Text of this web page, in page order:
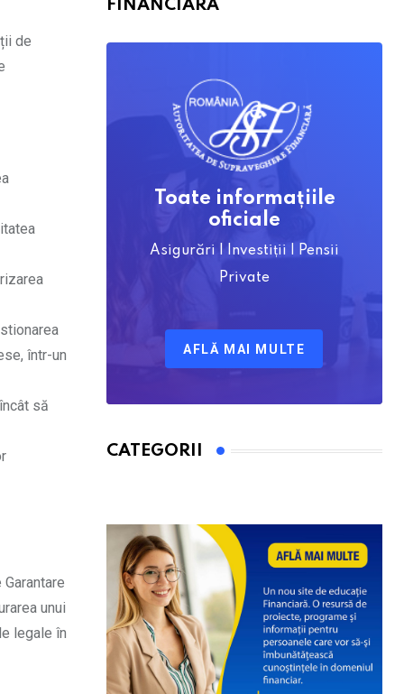
de
într-un
să
unui
legale în
FINANCIARĂ
Toate informațiile
oficiale
Asigurări | Investiții | Pensii
Private
AFLĂ MAI MULTE
CATEGORII